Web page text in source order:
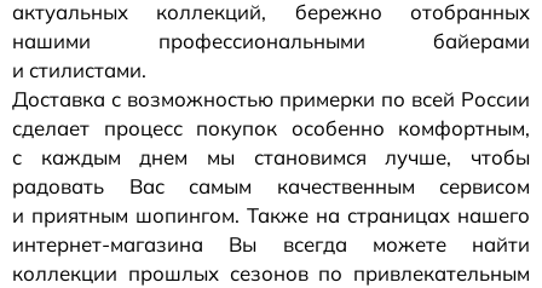
актуальных коллекций, бережно отобранных
нашими профессиональными байерами
и стилистами.
Доставка с возможностью примерки по всей России
сделает процесс покупок особенно комфортным,
с каждым днем мы становимся лучше, чтобы
радовать Вас самым качественным сервисом
и приятным шопингом. Также на страницах нашего
интернет-магазина Вы всегда можете найти
коллекции прошлых сезонов по привлекательным